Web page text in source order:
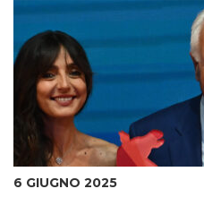
6 GIUGNO 2025